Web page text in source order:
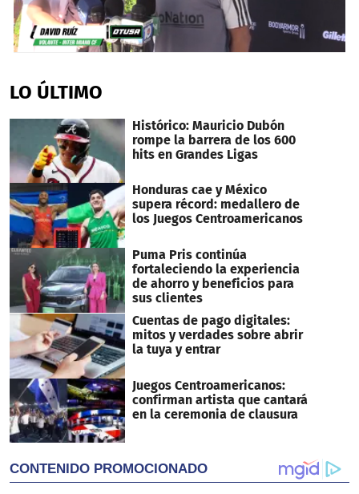
of
1
34
seconds
LO ÚLTIMO
Histórico: Mauricio Dubón
rompe la barrera de los 600
hits en Grandes Ligas
Honduras cae y México
supera récord: medallero de
los Juegos Centroamericanos
Puma Pris continúa
fortaleciendo la experiencia
de ahorro y beneficios para
sus clientes
Cuentas de pago digitales:
mitos y verdades sobre abrir
la tuya y entrar
Juegos Centroamericanos:
confirman artista que cantará
en la ceremonia de clausura